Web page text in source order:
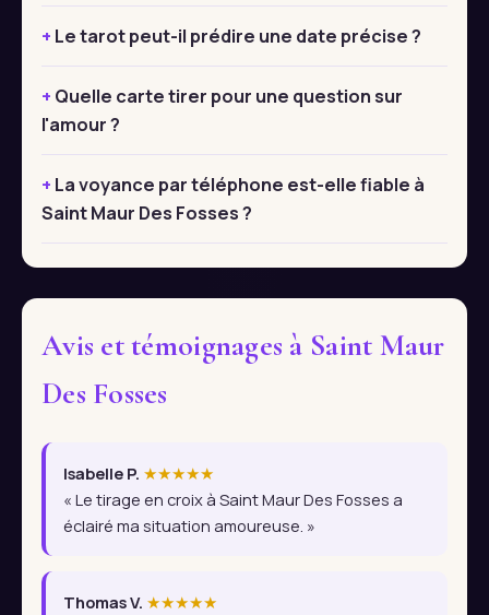
Le tarot peut-il prédire une date précise ?
Quelle carte tirer pour une question sur
l'amour ?
La voyance par téléphone est-elle fiable à
Saint Maur Des Fosses ?
Avis et témoignages à Saint Maur
Des Fosses
Isabelle P. ★★★★★
« Le tirage en croix à Saint Maur Des Fosses a
éclairé ma situation amoureuse. »
Thomas V. ★★★★★